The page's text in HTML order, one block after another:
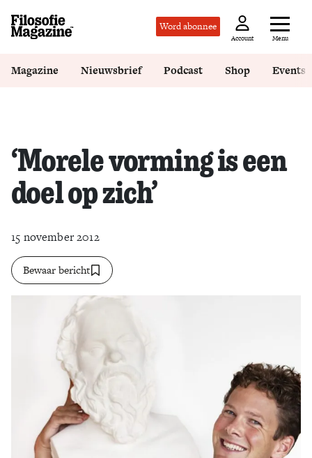
Word abonnee
Account Menu
Magazine Nieuwsbrief Podcast Shop Events
‘Morele vorming is een
doel op zich’
15 november 2012
Bewaar bericht